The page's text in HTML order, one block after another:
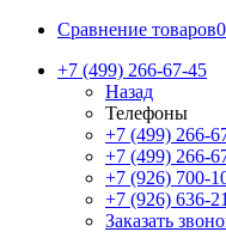
Сравнение товаров0
+7 (499) 266-67-45
Назад
Телефоны
+7 (499) 266-
+7 (499) 266-
+7 (926) 700-
+7 (926) 636-
Заказать